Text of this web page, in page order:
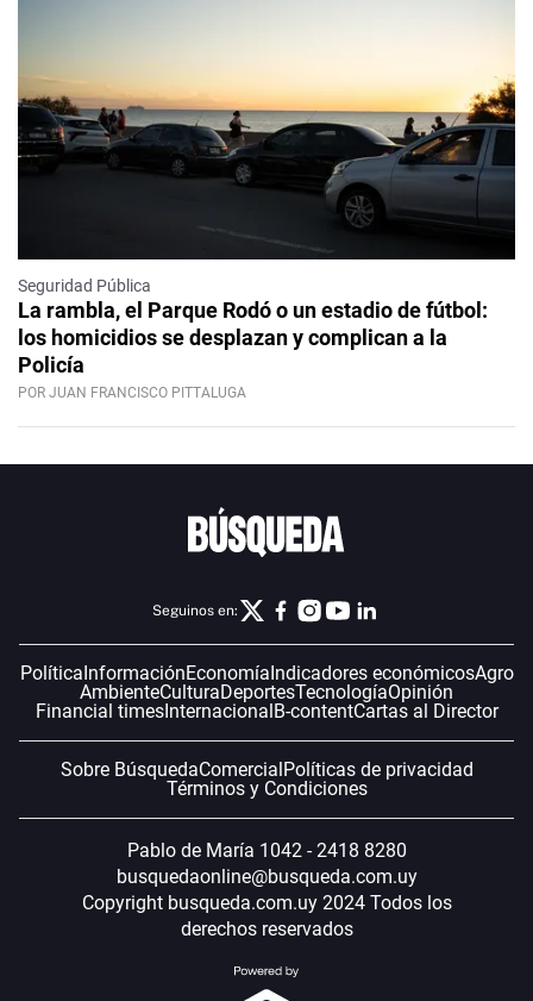
Seguridad Pública
La rambla, el Parque Rodó o un estadio de fútbol:
los homicidios se desplazan y complican a la
Policía
POR JUAN FRANCISCO PITTALUGA
Seguinos en:
PolíticaInformaciónEconomíaIndicadores económicosAgro
AmbienteCulturaDeportesTecnologíaOpinión
Financial timesInternacionalB-contentCartas al Director
Sobre BúsquedaComercialPolíticas de privacidad
Términos y Condiciones
Pablo de María 1042 - 2418 8280
busquedaonline@busqueda.com.uy
Copyright busqueda.com.uy 2024 Todos los
derechos reservados